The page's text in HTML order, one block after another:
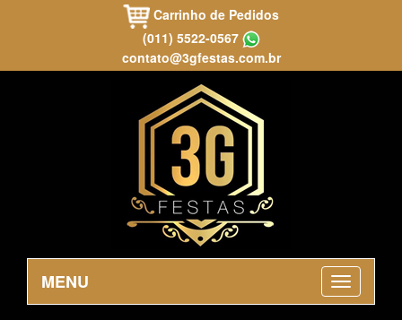
Carrinho de Pedidos
(011) 5522-0567
contato@3gfestas.com.br
MENU